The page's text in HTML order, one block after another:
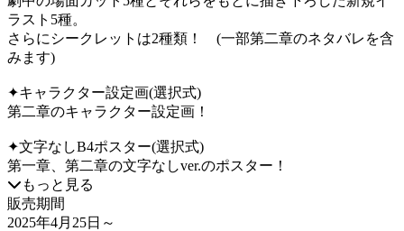
ラスト5種。
さらにシークレットは2種類！ (一部第二章のネタバレを含
みます)
✦キャラクター設定画(選択式)
第二章のキャラクター設定画！
✦文字なしB4ポスター(選択式)
第一章、第二章の文字なしver.のポスター！
もっと見る
販売期間
2025年4月25日 ～